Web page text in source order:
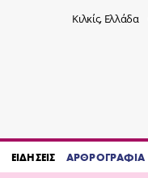
Κιλκίς, Ελλάδα
ΕΙΔΗΣΕΙΣ ΑΡΘΡΟΓΡΑΦΙΑ